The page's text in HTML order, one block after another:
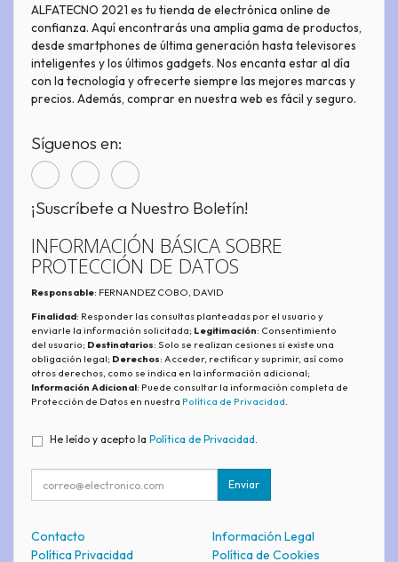
ALFATECNO 2021 es tu tienda de electrónica online de
confianza. Aquí encontrarás una amplia gama de productos,
desde smartphones de última generación hasta televisores
inteligentes y los últimos gadgets. Nos encanta estar al día
con la tecnología y ofrecerte siempre las mejores marcas y
precios. Además, comprar en nuestra web es fácil y seguro.
Síguenos en:
¡Suscríbete a Nuestro Boletín!
INFORMACIÓN BÁSICA SOBRE
PROTECCIÓN DE DATOS
Responsable: FERNANDEZ COBO, DAVID
Finalidad: Responder las consultas planteadas por el usuario y
enviarle la información solicitada; Legitimación: Consentimiento
del usuario; Destinatarios: Solo se realizan cesiones si existe una
obligación legal; Derechos: Acceder, rectificar y suprimir, así como
otros derechos, como se indica en la información adicional;
Información Adicional: Puede consultar la información completa de
Protección de Datos en nuestra Política de Privacidad.
He leído y acepto la Política de Privacidad.
Enviar
Contacto
Información Legal
Política Privacidad
Política de Cookies